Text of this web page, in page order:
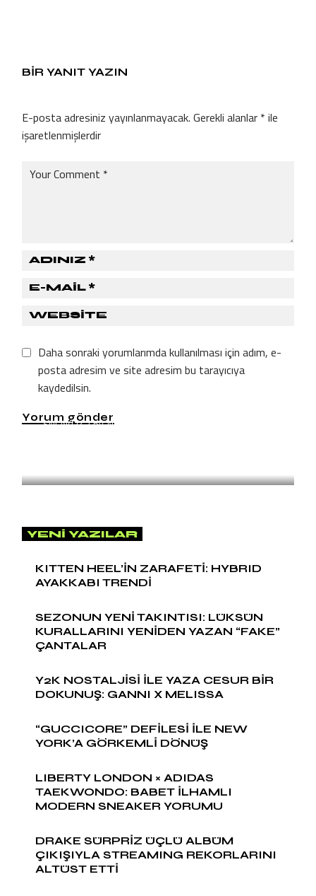
BIR YANIT YAZIN
E-posta adresiniz yayınlanmayacak. Gerekli alanlar * ile
işaretlenmişlerdir
Daha sonraki yorumlarımda kullanılması için adım, e-
posta adresim ve site adresim bu tarayıcıya
kaydedilsin.
Yorum gönder
SNEAKER by Naz Arslan
YENI YAZILAR
KITTEN HEEL’İN ZARAFETİ: HYBRID
AYAKKABI TRENDİ
SEZONUN YENİ TAKINTISI: LÜKSÜN
KURALLARINI YENİDEN YAZAN “FAKE”
ÇANTALAR
Y2K NOSTALJİSİ İLE YAZA CESUR BİR
DOKUNUŞ: GANNI X MELISSA
“GUCCICORE” DEFİLESİ İLE NEW
YORK’A GÖRKEMLİ DÖNÜŞ
LIBERTY LONDON × ADIDAS
TAEKWONDO: BABET İLHAMLI
MODERN SNEAKER YORUMU
DRAKE SÜRPRİZ ÜÇLÜ ALBÜM
ÇIKIŞIYLA STREAMING REKORLARINI
ALTÜST ETTİ